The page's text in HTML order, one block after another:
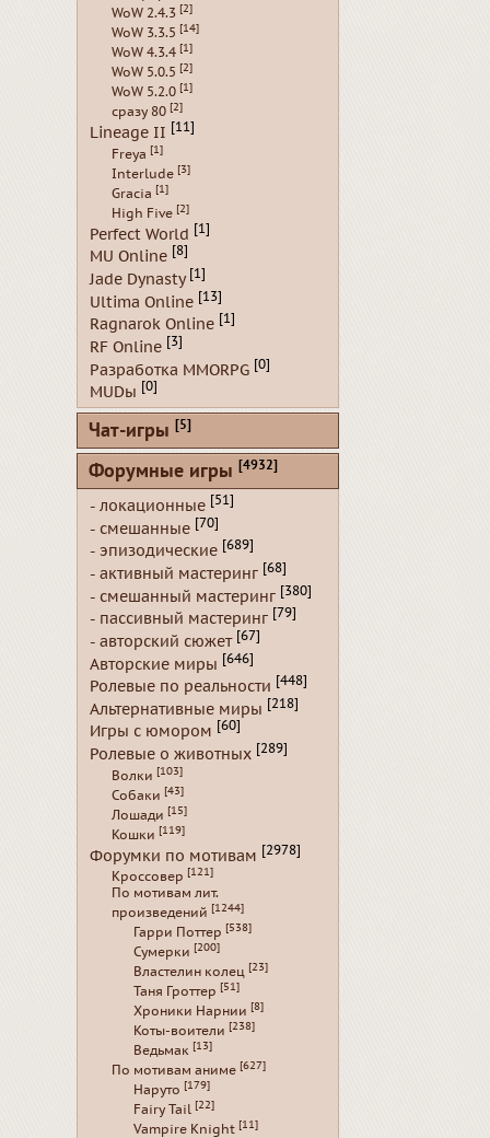
WoW 2.4.3 [2]
WoW 3.3.5 [14]
WoW 4.3.4 [1]
WoW 5.0.5 [2]
WoW 5.2.0 [1]
сразу 80 [2]
Lineage II [11]
Freya [1]
Interlude [3]
Gracia [1]
High Five [2]
Perfect World [1]
MU Online [8]
Jade Dynasty [1]
Ultima Online [13]
Ragnarok Online [1]
RF Online [3]
Разработка MMORPG [0]
MUDы [0]
Чат-игры [5]
Форумные игры [4932]
- локационные [51]
- смешанные [70]
- эпизодические [689]
- активный мастеринг [68]
- смешанный мастеринг [380]
- пассивный мастеринг [79]
- авторский сюжет [67]
Авторские миры [646]
Ролевые по реальности [448]
Альтернативные миры [218]
Игры с юмором [60]
Ролевые о животных [289]
Волки [103]
Собаки [43]
Лошади [15]
Кошки [119]
Форумки по мотивам [2978]
Кроссовер [121]
По мотивам лит.
произведений [1244]
Гарри Поттер [538]
Сумерки [200]
Властелин колец [23]
Таня Гроттер [51]
Хроники Нарнии [8]
Коты-воители [238]
Ведьмак [13]
По мотивам аниме [627]
Наруто [179]
Fairy Tail [22]
Vampire Knight [11]